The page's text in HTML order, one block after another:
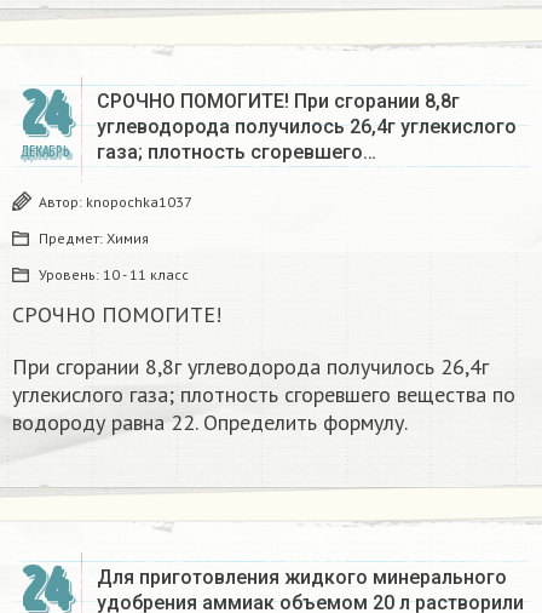
24
ДЕКАБРЬ
СРОЧНО ПОМОГИТЕ! При сгорании 8,8г
углеводорода получилось 26,4г углекислого
газа; плотность сгоревшего…
Автор: knopochka1037
Предмет: Химия
Уровень: 10 - 11 класс
СРОЧНО ПОМОГИТЕ!
При сгорании 8,8г углеводорода получилось 26,4г
углекислого газа; плотность сгоревшего вещества по
водороду равна 22. Определить формулу.
24
Для приготовления жидкого минерального
удобрения аммиак объемом 20 л растворили